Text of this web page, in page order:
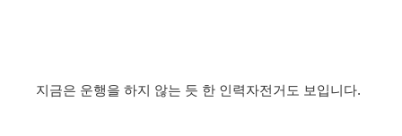
지금은 운행을 하지 않는 듯 한 인력자전거도 보입니다.